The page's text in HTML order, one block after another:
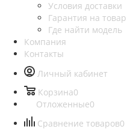
Условия доставки
Гарантия на товар
Где найти модель
Компания
Контакты
Личный кабинет
Корзина0
Отложенные0
Сравнение товаров0